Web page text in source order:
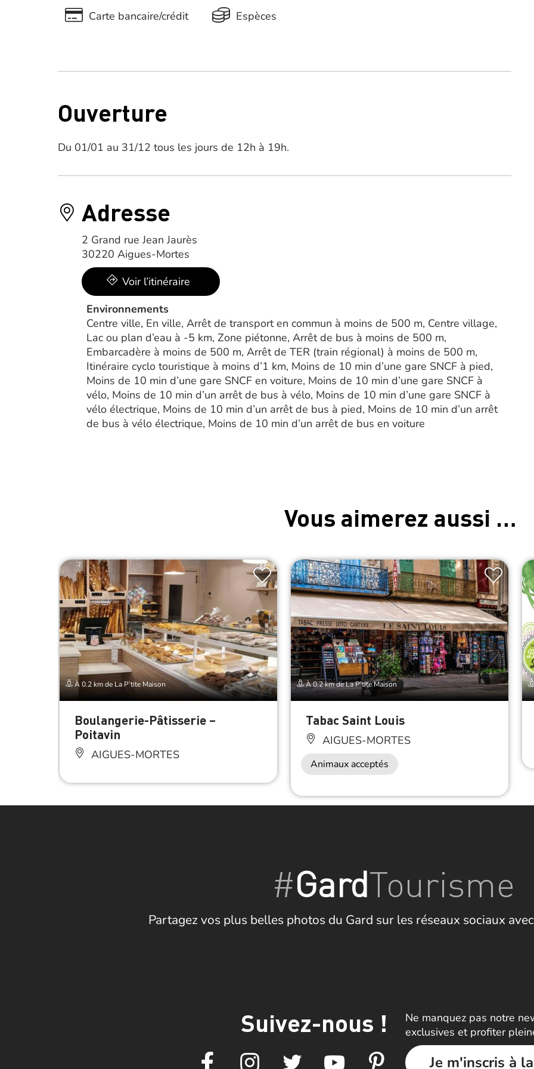
Carte bancaire/crédit Espèces
Ouverture
Du 01/01 au 31/12 tous les jours de 12h à 19h.
Adresse
2 Grand rue Jean Jaurès
30220 Aigues-Mortes
Voir l’itinéraire
Environnements
Centre ville, En ville, Arrêt de transport en commun à moins de 500 m, Centre village,
Lac ou plan d’eau à -5 km, Zone piétonne, Arrêt de bus à moins de 500 m,
Embarcadère à moins de 500 m, Arrêt de TER (train régional) à moins de 500 m,
Itinéraire cyclo touristique à moins d’1 km, Moins de 10 min d’une gare SNCF à pied,
Moins de 10 min d’une gare SNCF en voiture, Moins de 10 min d’une gare SNCF à
vélo, Moins de 10 min d’un arrêt de bus à vélo, Moins de 10 min d’une gare SNCF à
vélo électrique, Moins de 10 min d’un arrêt de bus à pied, Moins de 10 min d’un arrêt
de bus à vélo électrique, Moins de 10 min d’un arrêt de bus en voiture
Vous aimerez aussi …
À 0.2 km de La P’tite Maison
Boulangerie-Pâtisserie –
Poitavin
AIGUES-MORTES
À 0.2 km de La P’tite Maison
Tabac Saint Louis
AIGUES-MORTES
Animaux acceptés
#GardTourisme
Partagez vos plus belles photos du Gard sur les réseaux sociaux
Suivez-nous !
Ne manquez pas notre
exclusives et profiter
Je m'inscris à